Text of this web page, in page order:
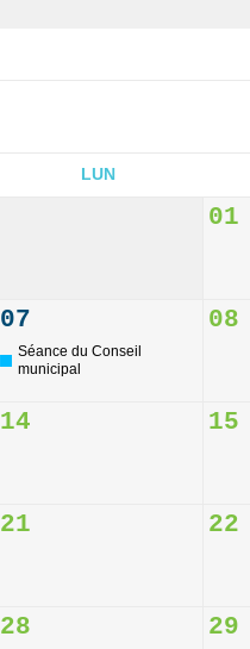
LUN
01
07
Séance du Conseil
municipal
08
14 15
21 22
28 29